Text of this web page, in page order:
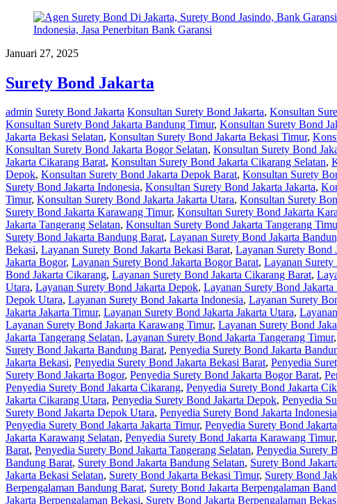
Januari 27, 2025
Surety Bond Jakarta
admin Surety Bond Jakarta Konsultan Surety Bond Jakarta, Konsultan
Konsultan Surety Bond Jakarta Bandung Timur, Konsultan Surety Bond
Jakarta Bekasi Selatan, Konsultan Surety Bond Jakarta Bekasi Timur,
Konsultan Surety Bond Jakarta Bogor Selatan, Konsultan Surety Bond
Jakarta Cikarang Barat, Konsultan Surety Bond Jakarta Cikarang Selatan,
Depok, Konsultan Surety Bond Jakarta Depok Barat, Konsultan Surety
Surety Bond Jakarta Indonesia, Konsultan Surety Bond Jakarta Jakarta,
Timur, Konsultan Surety Bond Jakarta Jakarta Utara, Konsultan Surety
Surety Bond Jakarta Karawang Timur, Konsultan Surety Bond Jakarta
Jakarta Tangerang Selatan, Konsultan Surety Bond Jakarta Tangerang
Surety Bond Jakarta Bandung Barat, Layanan Surety Bond Jakarta
Bekasi, Layanan Surety Bond Jakarta Bekasi Barat, Layanan Surety Bond
Jakarta Bogor, Layanan Surety Bond Jakarta Bogor Barat, Layanan Surety
Bond Jakarta Cikarang, Layanan Surety Bond Jakarta Cikarang Barat,
Utara, Layanan Surety Bond Jakarta Depok, Layanan Surety Bond
Depok Utara, Layanan Surety Bond Jakarta Indonesia, Layanan Surety
Jakarta Jakarta Timur, Layanan Surety Bond Jakarta Jakarta Utara,
Layanan Surety Bond Jakarta Karawang Timur, Layanan Surety Bond
Jakarta Tangerang Selatan, Layanan Surety Bond Jakarta Tangerang Timur,
Surety Bond Jakarta Bandung Barat, Penyedia Surety Bond Jakarta
Jakarta Bekasi, Penyedia Surety Bond Jakarta Bekasi Barat, Penyedia
Surety Bond Jakarta Bogor, Penyedia Surety Bond Jakarta Bogor Barat,
Penyedia Surety Bond Jakarta Cikarang, Penyedia Surety Bond Jakarta
Jakarta Cikarang Utara, Penyedia Surety Bond Jakarta Depok, Penyedia
Surety Bond Jakarta Depok Utara, Penyedia Surety Bond Jakarta Indonesia
Penyedia Surety Bond Jakarta Jakarta Timur, Penyedia Surety Bond
Jakarta Karawang Selatan, Penyedia Surety Bond Jakarta Karawang Timur,
Barat, Penyedia Surety Bond Jakarta Tangerang Selatan, Penyedia Surety
Bandung Barat, Surety Bond Jakarta Bandung Selatan, Surety Bond
Jakarta Bekasi Selatan, Surety Bond Jakarta Bekasi Timur, Surety Bond
Berpengalaman Bandung Barat, Surety Bond Jakarta Berpengalaman
Jakarta Berpengalaman Bekasi, Surety Bond Jakarta Berpengalaman